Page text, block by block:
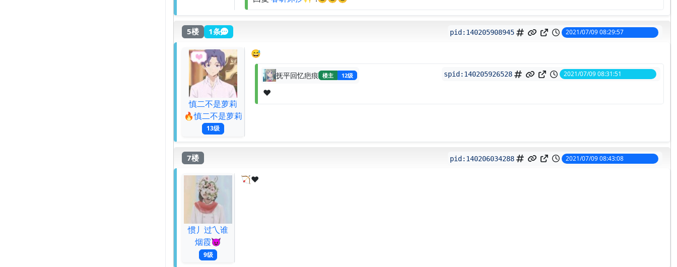
5楼 1条 pid: 140205908945 2021/07/09 08:29:57
慎二不是萝莉
🔥慎二不是萝莉
13级
😅
抚平回忆疤痕 楼主 12级 spid: 140205926528 2021/07/09 08:31:51
❤
7楼 pid: 140206034288 2021/07/09 08:43:08
惯丿过乀谁
烟霞😈
9级
🏹❤️